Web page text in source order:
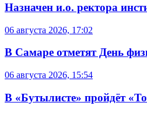
Назначен и.о. ректора
06 августа 2026, 17:02
В Самаре отметят День
06 августа 2026, 15:54
В «Бутылисте» пройдёт